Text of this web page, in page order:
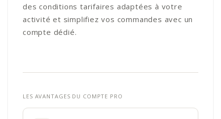
des conditions tarifaires adaptées à votre
activité et simplifiez vos commandes avec un
compte dédié.
LES AVANTAGES DU COMPTE PRO